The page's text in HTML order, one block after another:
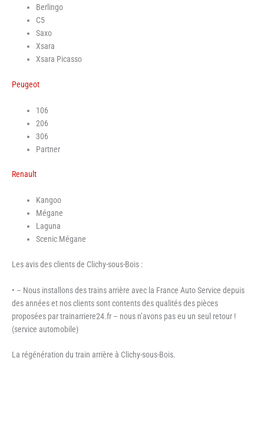
Berlingo
C5
Saxo
Xsara
Xsara Picasso
Peugeot
106
206
306
Partner
Renault
Kangoo
Mégane
Laguna
Scenic Mégane
Les avis des clients de Clichy-sous-Bois :
• – Nous installons des trains arrière avec la France Auto Service depuis
des années et nos clients sont contents des qualités des pièces
proposées par trainarriere24.fr – nous n’avons pas eu un seul retour !
(service automobile)
La régénération du train arrière à Clichy-sous-Bois.